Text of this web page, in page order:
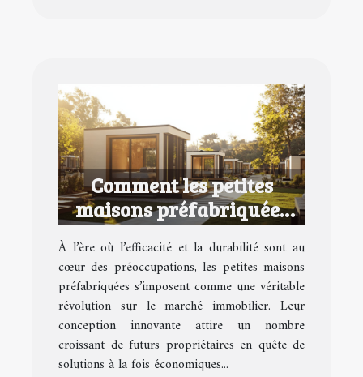
Comment les petites
maisons préfabriquées
redéfinissent le marché
immobilier ?
À l’ère où l’efficacité et la durabilité sont au
cœur des préoccupations, les petites maisons
préfabriquées s’imposent comme une véritable
révolution sur le marché immobilier. Leur
conception innovante attire un nombre
croissant de futurs propriétaires en quête de
solutions à la fois économiques...